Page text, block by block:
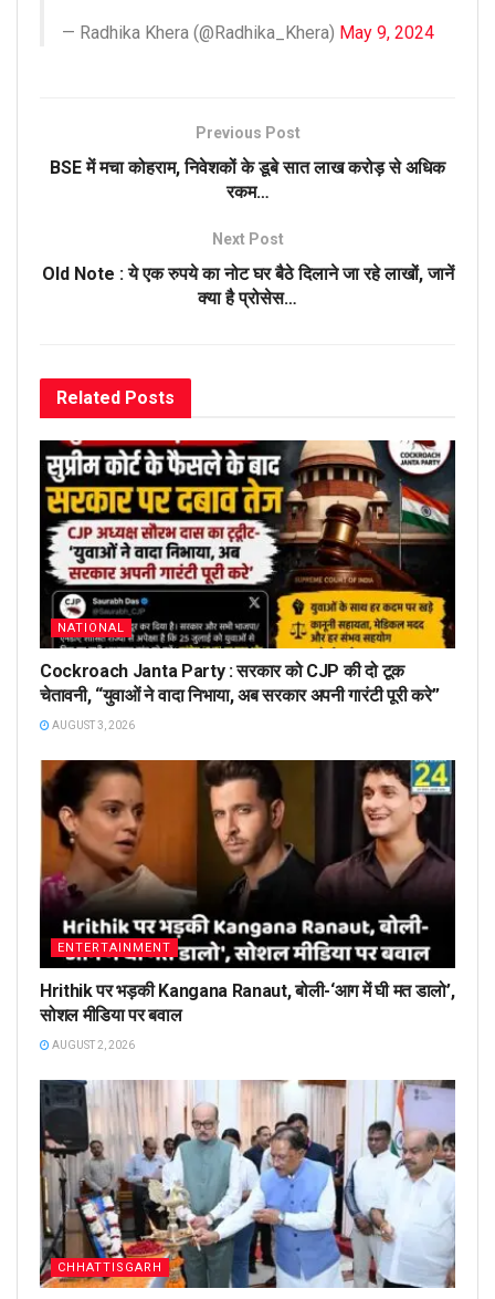
— Radhika Khera (@Radhika_Khera) May 9, 2024
Previous Post
BSE में मचा कोहराम, निवेशकों के डूबे सात लाख करोड़ से अधिक
रकम…
Next Post
Old Note : ये एक रुपये का नोट घर बैठे दिलाने जा रहे लाखों, जानें
क्या है प्रोसेस…
Related Posts
NATIONAL
Cockroach Janta Party : सरकार को CJP की दो टूक
चेतावनी, “युवाओं ने वादा निभाया, अब सरकार अपनी गारंटी पूरी करे”
AUGUST 3, 2026
ENTERTAINMENT
Hrithik पर भड़की Kangana Ranaut, बोली-‘आग में घी मत डालो’,
सोशल मीडिया पर बवाल
AUGUST 2, 2026
CHHATTISGARH